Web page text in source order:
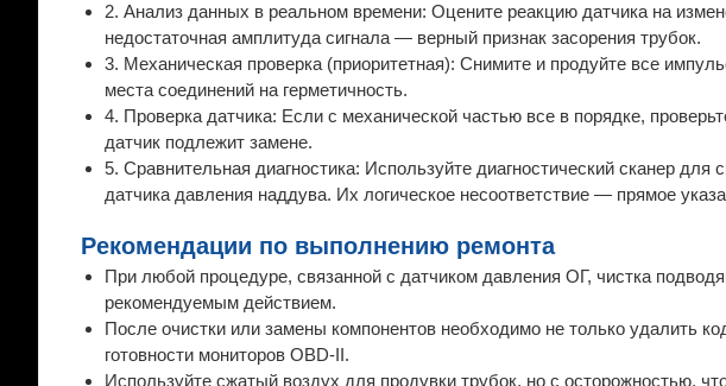
2. Анализ данных в реальном времени: Оцените реакцию датчика на
недостаточная амплитуда сигнала — верный признак засорения трубок.
3. Механическая проверка (приоритетная): Снимите и продуйте все
места соединений на герметичность.
4. Проверка датчика: Если с механической частью все в порядке,
датчик подлежит замене.
5. Сравнительная диагностика: Используйте диагностический сканер
датчика давления наддува. Их логическое несоответствие — прямое
Рекомендации по выполнению ремонта
При любой процедуре, связанной с датчиком давления ОГ, чистка
рекомендуемым действием.
После очистки или замены компонентов необходимо не только удалить
готовности мониторов OBD-II.
Используйте сжатый воздух для продувки трубок, но с осторожностью,